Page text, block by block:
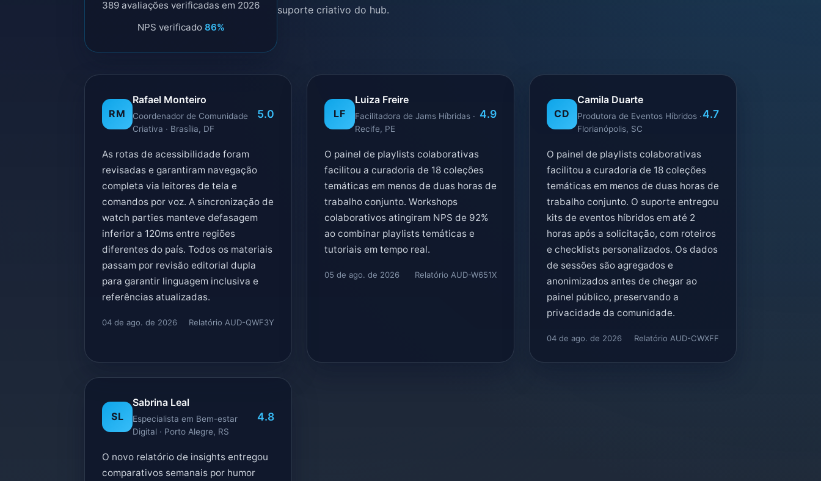
389 avaliações verificadas em 2026
NPS verificado 86%
suporte criativo do hub.
RM
Rafael Monteiro
Coordenador de Comunidade
Criativa · Brasília, DF
5.0
As rotas de acessibilidade foram
revisadas e garantiram navegação
completa via leitores de tela e
comandos por voz. A sincronização de
watch parties manteve defasagem
inferior a 120ms entre regiões
diferentes do país. Todos os materiais
passam por revisão editorial dupla
para garantir linguagem inclusiva e
referências atualizadas.
04 de ago. de 2026 Relatório AUD-QWF3Y
LF
Luiza Freire
Facilitadora de Jams Híbridas ·
Recife, PE
4.9
O painel de playlists colaborativas
facilitou a curadoria de 18 coleções
temáticas em menos de duas horas de
trabalho conjunto. Workshops
colaborativos atingiram NPS de 92%
ao combinar playlists temáticas e
tutoriais em tempo real.
05 de ago. de 2026 Relatório AUD-W651X
CD
Camila Duarte
Produtora de Eventos Híbridos ·
Florianópolis, SC
4.7
O painel de playlists colaborativas
facilitou a curadoria de 18 coleções
temáticas em menos de duas horas de
trabalho conjunto. O suporte entregou
kits de eventos híbridos em até 2
horas após a solicitação, com roteiros
e checklists personalizados. Os dados
de sessões são agregados e
anonimizados antes de chegar ao
painel público, preservando a
privacidade da comunidade.
04 de ago. de 2026 Relatório AUD-CWXFF
SL
Sabrina Leal
Especialista em Bem-estar
Digital · Porto Alegre, RS
4.8
O novo relatório de insights entregou
comparativos semanais por humor